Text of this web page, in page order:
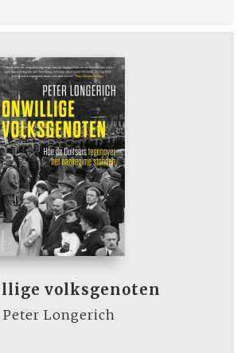
volksgenoten
Peter Longerich